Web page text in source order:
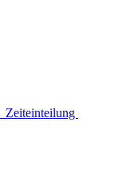
Zeiteinteilung